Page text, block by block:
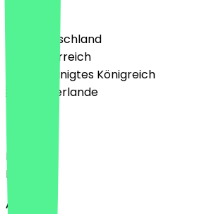
🇩🇪 Deutschland
🇦🇹 Österreich
🇬🇧 Vereinigtes Königreich
🇳🇱 Niederlande
Deutsch
English
About